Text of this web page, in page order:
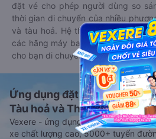
đặt vé cho phép người dùng so
thời gian di chuyển của nhiều
và tàu hoả. Hệ thống của Goyolo
các hãng máy bay, xe khách và
cho bạn di chuyển.
Ứng dụng đặt vé Xe khách,
Tàu hoả và Thuê xe
Vexere - ứng dụng đặt vé đa
xe chất lượng cao, 5000+ tuyến